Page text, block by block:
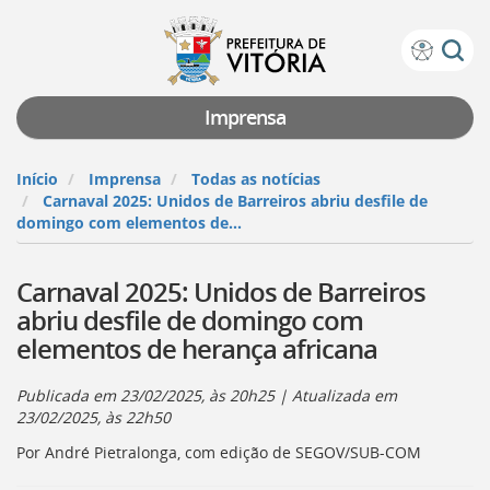
Prefeitura
Vitória
teclado:
para
a
página
de
de
acessibilidade
[]
Ir
a
página
do
Imprensa
Início Imprensa
Todas as notícias
Carnaval 2025: Unidos de Barreiros abriu desfile de
domingo com elementos de...
Carnaval 2025: Unidos de Barreiros
abriu desfile de domingo com
elementos de herança africana
Publicada em 23/02/2025, às 20h25| Atualizada em
23/02/2025, às 22h50
Por André Pietralonga, com edição de SEGOV/SUB-COM